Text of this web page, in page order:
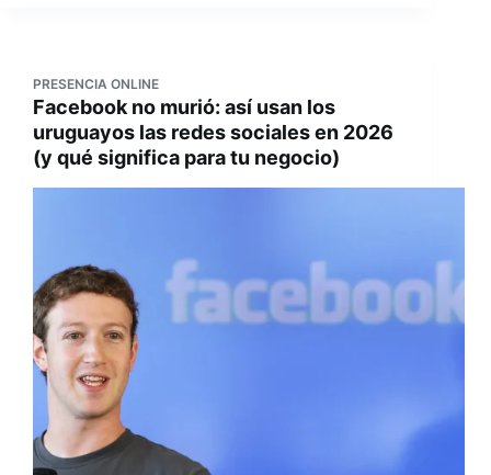
PRESENCIA ONLINE
Facebook no murió: así usan los
uruguayos las redes sociales en 2026
(y qué significa para tu negocio)